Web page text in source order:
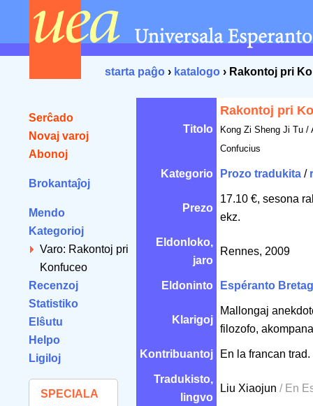
starta paĝo › katalogo › Rakontoj pri
Serĉado
Novaj varoj
Abonoj
Brokantaĵoj
Mendo
Kategorioj
Varo: Rakontoj pri
Konfuceo
Recenzoj
Statistiko
Elŝutu
Helpo
Ligiloj
SPECIALA
Titolo
Rakontoj pri
Kong Zi Sheng Ji Tu /
Confucius
Kategorio Prozo tradukita /
Prezo
17.10 €, sesona
ekz.
Eldonloko,
jaro
Rennes, 2009
Eldoninto Espéranto
Klarigoj
Mallongaj
filozofo,
Kontribuantoj En la francan
Tradukisto,
lingvo
Liu Xiaojun / En